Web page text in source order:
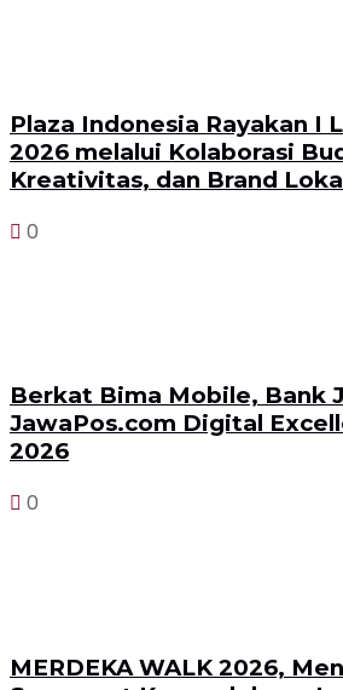
Plaza Indonesia Rayakan I
2026 melalui Kolaborasi
Kreativitas, dan Brand
0
Berkat Bima Mobile, Bank
JawaPos.com Digital
2026
0
MERDEKA WALK 2026,